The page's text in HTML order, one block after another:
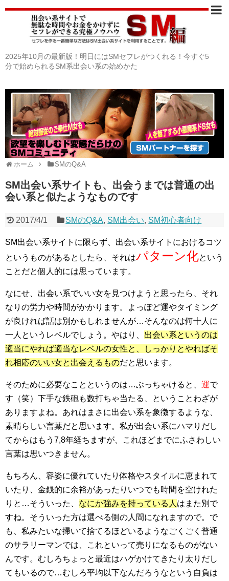
2025年10月の最新版！明日にはSMセフレがつくれる！今すぐ5
分で始められるSM系出会い系の始めかた
ホーム SMのQ&A
SM出会い系サイトも、出会うまでは普通の出
会い系と似たようなものです
2017/4/1 SMのQ&A, SM出会い, SM初心者向け
SM出会い系サイトに限らず、出会い系サイトにおけるコツ
というものがあるとしたら、それはパターン化という
ことだと個人的には思っています。
なにせ、出会い系でいい女を見つけようと思ったら、それ
なりの労力や時間がかかります。よっぽど運やタイミング
が良ければ話は別かもしれませんが…そんなのは何十人に
一人というレベルでしょう。やはり、 出会い系というのは
適当にやれば適当なレベルの女性と、しっかりとやればそ
れ相応のいい女と出会えるものだと思います。
そのために必要なことというのは…ぶっちゃけると、 運で
す（笑）下手な鉄砲も数打ちゃ当たる、ということわざが
ありますよね。あれはまさに出会い系を象徴するような、
素晴らしい言葉だと思います。私が出会い系にハマりだし
てからはもう7,8年経ちますが、これほどまでにふさわしい
言葉は思いつきません。
もちろん、容姿に優れていたり体格やスタイルに恵まれて
いたり、金銭的に余裕があったりいつでも時間を空けれた
りと…そういった、 なにか強みを持っている人 はまた別で
すね。そういった方は選べる側の人間になれますので。で
も、私みたいな掃いて捨てるほどいるようなごくごく普通
のサラリーマンでは、これといって売りになるものがない
んです。むしろちょっと最近はハゲかけてきたり太りだし
てもいるので…むしろ平均以下なんだろうなという自負は